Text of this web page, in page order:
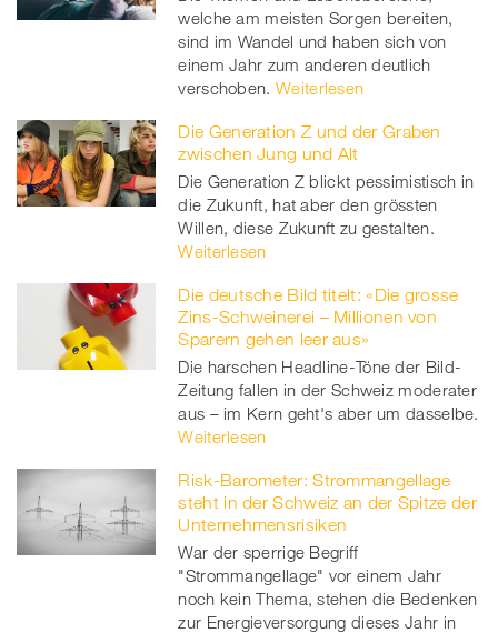
welche am meisten Sorgen bereiten,
sind im Wandel und haben sich von
einem Jahr zum anderen deutlich
verschoben. Weiterlesen
Die Generation Z und der Graben
zwischen Jung und Alt
Die Generation Z blickt pessimistisch in
die Zukunft, hat aber den grössten
Willen, diese Zukunft zu gestalten.
Weiterlesen
Die deutsche Bild titelt: «Die grosse
Zins-Schweinerei – Millionen von
Sparern gehen leer aus»
Die harschen Headline-Töne der Bild-
Zeitung fallen in der Schweiz moderater
aus – im Kern geht's aber um dasselbe.
Weiterlesen
Risk-Barometer: Strommangellage
steht in der Schweiz an der Spitze der
Unternehmensrisiken
War der sperrige Begriff
"Strommangellage" vor einem Jahr
noch kein Thema, stehen die Bedenken
zur Energieversorgung dieses Jahr in